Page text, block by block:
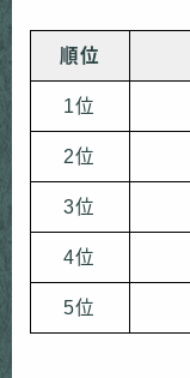
順位
1位
2位
3位
4位
5位